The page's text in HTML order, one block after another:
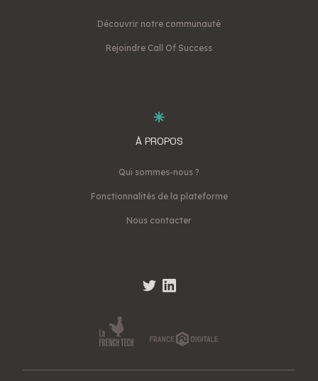
Découvrir notre communauté
Rejoindre Call Of Success
À PROPOS
Qui sommes-nous ?
Fonctionnalités de la plateforme
Nous contacter